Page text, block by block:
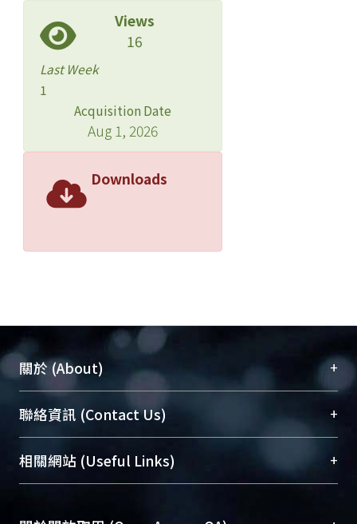
Views
16
Last Week
1
Acquisition Date
Aug 1, 2026
Downloads
關於 (About) +
臺大位居世界頂尖大學之列，為永久珍藏及向國際
展現本校豐碩的研究成果及學術能量，圖書館整合
機構典藏（NTUR）與學術庫（AH）不同功能平
台，成為臺大學術典藏NTU scholars。期能整合研
成果。
聯絡資訊 (Contact Us) +
總館學科館員(Main Library)
醫學圖書館學科館員(Medical Library)
相關網站 (Useful Links) +